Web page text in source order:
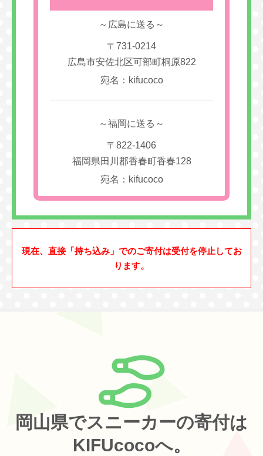
～広島に送る～
〒731-0214
広島市安佐北区可部町桐原822
宛名：kifucoco
～福岡に送る～
〒822-1406
福岡県田川郡香春町香春128
宛名：kifucoco
現在、直接「持ち込み」でのご寄付は受付を停止してお
ります。
岡山県でスニーカーの寄付は
KIFUcocoへ。